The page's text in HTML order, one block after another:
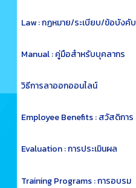
Law : กฏหมาย/ระเบียบ/ข้อบังคับ
Manual : คู่มือสำหรับบุคลากร
วิธีการลาออกออนไลน์
Employee Benefits : สวัสดิการ
Evaluation : การประเมินผล
Training Programs : การอบรม